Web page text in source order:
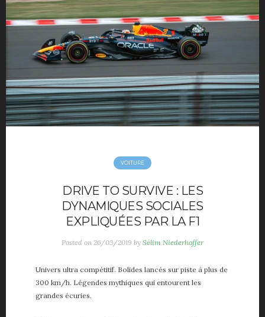
VOITURE
DRIVE TO SURVIVE : LES
DYNAMIQUES SOCIALES
EXPLIQUÉES PAR LA F1
Posted on 26/03/2019 by Sélim Niederhoffer
Univers ultra compétitif. Bolides lancés sur piste à plus de
300 km/h. Légendes mythiques qui entourent les
grandes écuries.
Music
Opinions
TV
Hotels
maison déco
Mode Homme
Montre homme
Vie de papa
Voiture